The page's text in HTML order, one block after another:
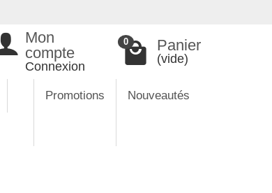
Mon
compte
Connexion
0 Panier
(vide)
Promotions Nouveautés